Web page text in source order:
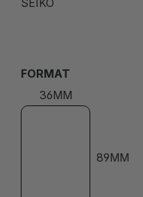
FORMAT
36MM
89MM